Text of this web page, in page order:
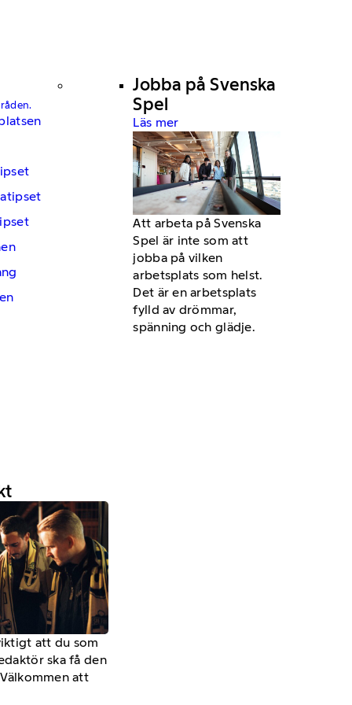
Jobba på Svenska
Spel
Läs mer
Att arbeta på Svenska
Spel är inte som att
jobba på vilken
arbetsplats som helst.
Det är en arbetsplats
fylld av drömmar,
spänning och glädje.
att du som
ska få den
att